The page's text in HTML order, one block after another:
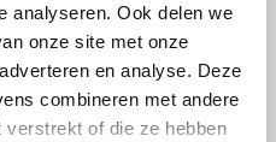
analyseren. Ook delen we
onze site met onze
en analyse. Deze
combineren met andere
verstrekt of die ze hebben